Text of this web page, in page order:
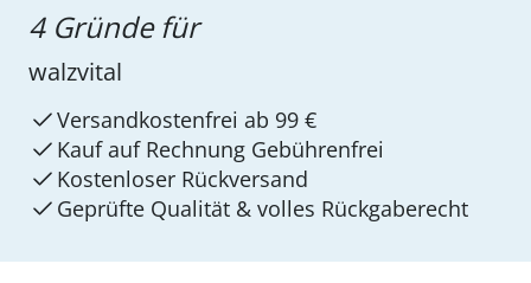
4 Gründe für
walzvital
Versandkostenfrei ab 99 €
Kauf auf Rechnung Gebührenfrei
Kostenloser Rückversand
Geprüfte Qualität & volles Rückgaberecht